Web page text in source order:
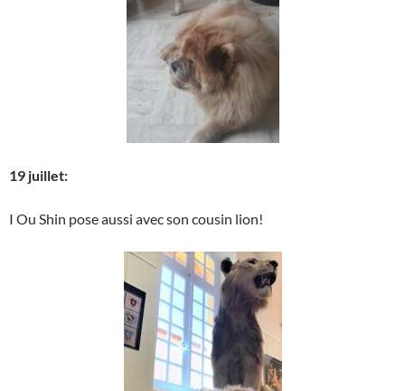
19 juillet:
I Ou Shin pose aussi avec son cousin lion!